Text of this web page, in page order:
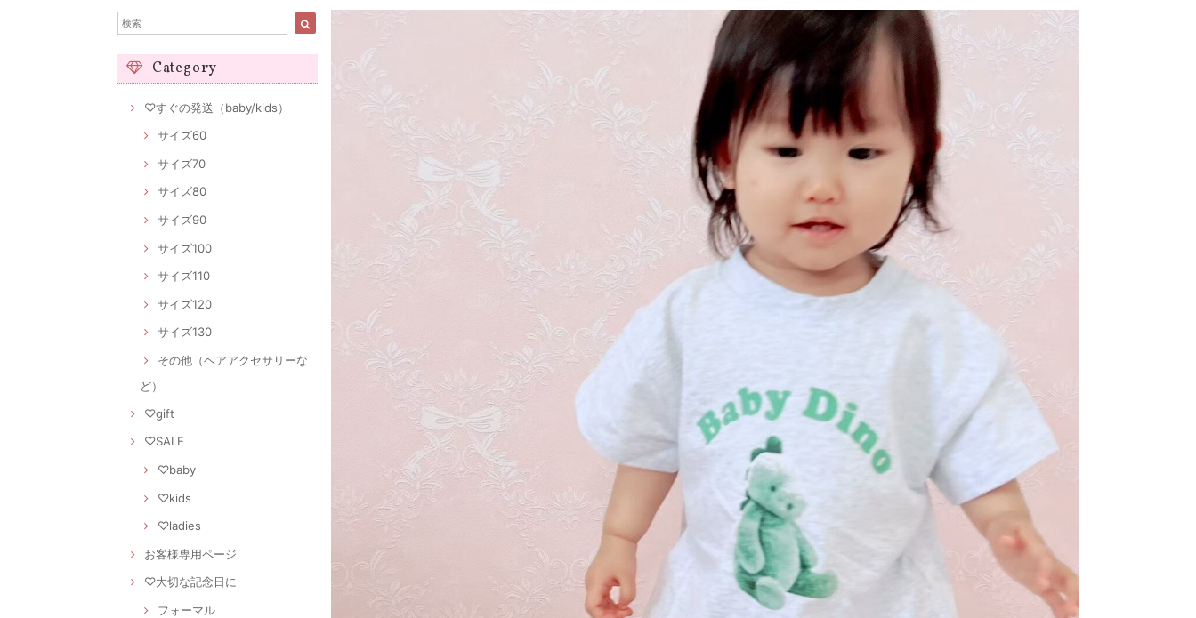
Category
♡すぐの発送（baby/kids）
サイズ60
サイズ70
サイズ80
サイズ90
サイズ100
サイズ110
サイズ120
サイズ130
その他（ヘアアクセサリーな
ど）
♡gift
♡SALE
♡baby
♡kids
♡ladies
お客様専用ページ
♡大切な記念日に
フォーマル